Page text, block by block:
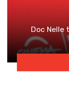
Doc Nelle